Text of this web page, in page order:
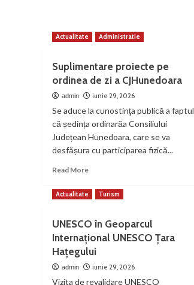
munte
Actualitate Administratie
Suplimentare proiecte pe
ordinea de zi a CJHunedoara
admin iunie 29, 2026
Se aduce la cunostinţa publică a faptul
că ședința ordinarăa Consiliului
Județean Hunedoara, care se va
desfășura cu participarea fizică...
Read MoreRead
about
Suplimentare
pe
ordinea
de
a
CJHunedoara
Actualitate Turism
UNESCO în Geoparcul
Internațional UNESCO Țara
Hațegului
admin iunie 29, 2026
Vizita de revalidare UNESCO